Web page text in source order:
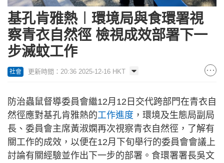
基孔肯雅熱︱環境局與食環署視
察青衣自然徑 檢視成效部署下一
步滅蚊工作
社會 更新時間：20:36 2025-12-16 HKT
防治蟲鼠督導委員會繼12月12日交代跨部門在青衣自
然徑應對基孔肯雅熱的工作進度 ，環境及生態局副局
長、委員會主席黃淑嫻再次視察青衣自然徑，了解有
關工作的成效，以便在12月下旬舉行的委員會會議上
討論有關經驗並作出下一步的部署。食環署署長吳文